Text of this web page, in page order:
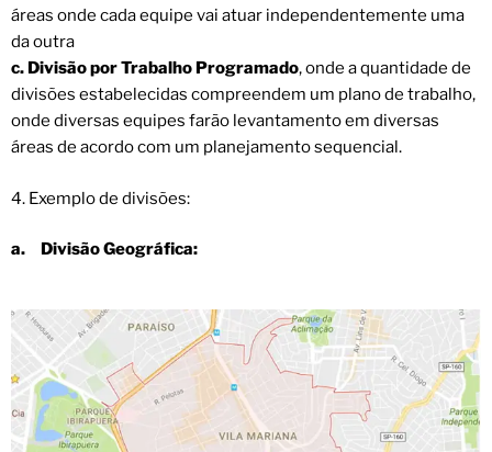
áreas onde cada equipe vai atuar independentemente uma
da outra
c. Divisão por Trabalho Programado, onde a quantidade de
divisões estabelecidas compreendem um plano de trabalho,
onde diversas equipes farão levantamento em diversas
áreas de acordo com um planejamento sequencial.
4. Exemplo de divisões:
a. Divisão Geográfica: